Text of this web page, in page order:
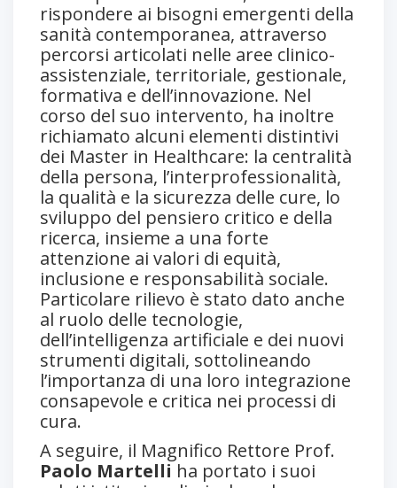
rispondere ai bisogni emergenti della
sanità contemporanea, attraverso
percorsi articolati nelle aree clinico-
assistenziale, territoriale, gestionale,
formativa e dell’innovazione. Nel
corso del suo intervento, ha inoltre
richiamato alcuni elementi distintivi
dei Master in Healthcare: la centralità
della persona, l’interprofessionalità,
la qualità e la sicurezza delle cure, lo
sviluppo del pensiero critico e della
ricerca, insieme a una forte
attenzione ai valori di equità,
inclusione e responsabilità sociale.
Particolare rilievo è stato dato anche
al ruolo delle tecnologie,
dell’intelligenza artificiale e dei nuovi
strumenti digitali, sottolineando
l’importanza di una loro integrazione
consapevole e critica nei processi di
cura.
A seguire, il Magnifico Rettore Prof.
Paolo Martelli ha portato i suoi